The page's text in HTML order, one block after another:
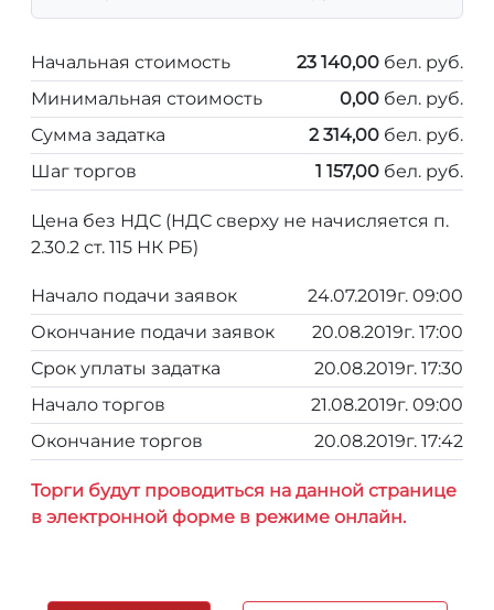
Начальная стоимость 23 140,00 бел. руб.
Минимальная стоимость
0,00 бел. руб.
Сумма задатка
2 314,00 бел. руб.
Шаг торгов
1 157,00 бел. руб.
Цена без НДС (НДС сверху не начисляется п.
2.30.2 ст. 115 НК РБ)
Начало подачи заявок
24.07.2019г. 09:00
Окончание подачи заявок
20.08.2019г. 17:00
Срок уплаты задатка
20.08.2019г. 17:30
Начало торгов
21.08.2019г. 09:00
Окончание торгов
20.08.2019г. 17:42
Торги будут проводиться на данной странице
в электронной форме в режиме онлайн.